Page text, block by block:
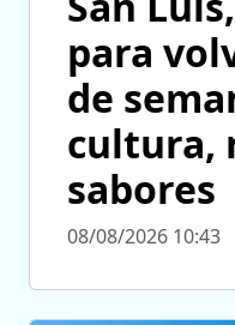
para
de
cultura,
sabores
08/08/2026 10:43